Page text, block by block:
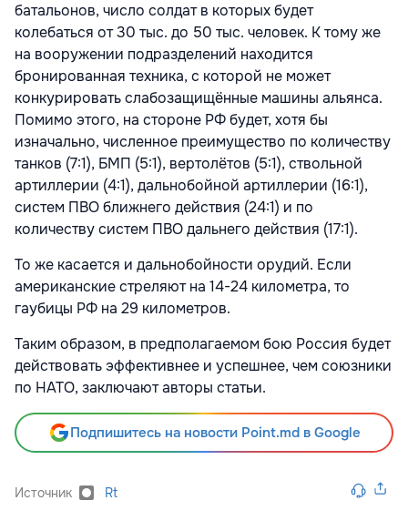
батальонов, число солдат в которых будет
колебаться от 30 тыс. до 50 тыс. человек. К тому же
на вооружении подразделений находится
бронированная техника, с которой не может
конкурировать слабозащищённые машины альянса.
Помимо этого, на стороне РФ будет, хотя бы
изначально, численное преимущество по количеству
танков (7:1), БМП (5:1), вертолётов (5:1), ствольной
артиллерии (4:1), дальнобойной артиллерии (16:1),
систем ПВО ближнего действия (24:1) и по
количеству систем ПВО дальнего действия (17:1).
То же касается и дальнобойности орудий. Если
американские стреляют на 14-24 километра, то
гаубицы РФ на 29 километров.
Таким образом, в предполагаемом бою Россия будет
действовать эффективнее и успешнее, чем союзники
по НАТО, заключают авторы статьи.
Подпишитесь на новости Point.md в Google
Источник Rt